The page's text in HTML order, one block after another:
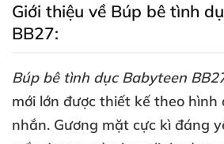
Giới thiệu về Búp bê tình
BB27:
Búp bê tình dục Babyteen
mới lớn được thiết kế theo hình
nhắn. Gương mặt cực kì đáng